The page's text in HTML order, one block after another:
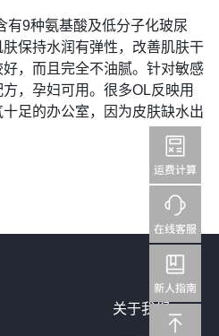
有9种氨基酸及低分子化玻尿
保持水润有弹性，改善肌肤干
，而且完全不油腻。针对敏感
，孕妇可用。很多OL反映用
足的办公室，因为皮肤缺水出
关于我们